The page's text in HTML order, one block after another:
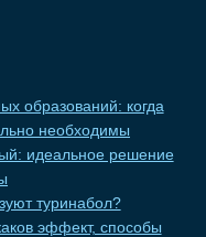
образований: когда
необходимы
идеальное решение
туринабол?
эффект, способы